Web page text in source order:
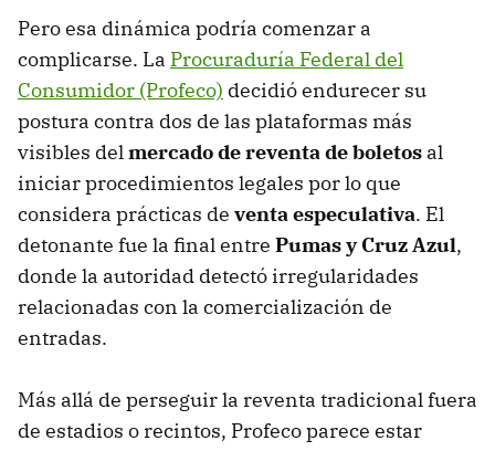
Pero esa dinámica podría comenzar a
complicarse. La Procuraduría Federal del
Consumidor (Profeco) decidió endurecer su
postura contra dos de las plataformas más
visibles delmercado de reventa de boletos al
iniciar procedimientos legales por lo que
considera prácticas de venta especulativa. El
detonante fue la final entre Pumas y Cruz Azul,
donde la autoridad detectó irregularidades
relacionadas con la comercialización de
entradas.
Más allá de perseguir la reventa tradicional fuera
de estadios o recintos, Profeco parece estar